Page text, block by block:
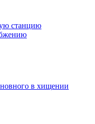
станцию
в хищении